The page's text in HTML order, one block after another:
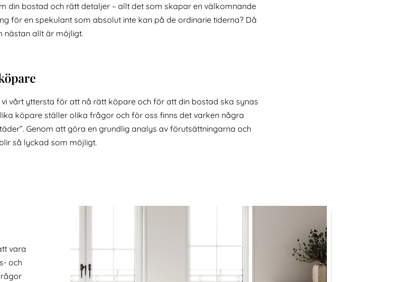
din bostad och rätt detaljer – allt det som skapar en välkomnande
för en spekulant som absolut inte kan på de ordinarie tiderna? Då
nästan allt är möjligt.
vårt yttersta för att nå rätt köpare och för att din bostad ska synas
köpare ställer olika frågor och för oss finns det varken några
Genom att göra en grundlig analys av förutsättningarna och
så lyckad som möjligt.
vara
och